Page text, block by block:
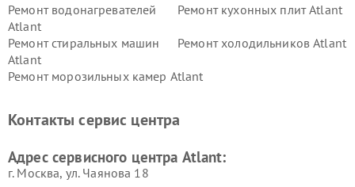
Ремонт водонагревателей
Atlant
Ремонт кухонных плит Atlant
Ремонт стиральных машин
Atlant
Ремонт холодильников Atlant
Ремонт морозильных камер Atlant
Контакты сервис центра
Адрес сервисного центра Atlant:
г. Москва, ул. Чаянова 18